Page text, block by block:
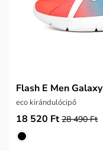
Flash E Men Galaxy
eco kirándulócipő
18 520 Ft 28 490 Ft